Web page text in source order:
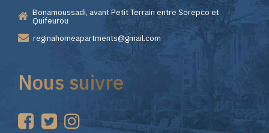
Premiers
Pas
sur
Casino
pour
vos
Bonamoussadi, avant Petit Terrain entre Sorepco et
Quifeurou
reginahomeapartments@gmail.com
Nous suivre